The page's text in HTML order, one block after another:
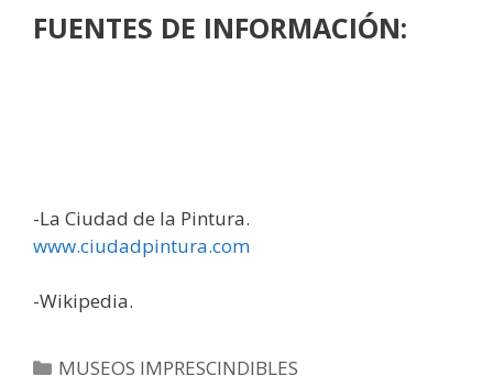
FUENTES DE INFORMACIÓN:
-La Ciudad de la Pintura.
www.ciudadpintura.com
-Wikipedia.
MUSEOS IMPRESCINDIBLES